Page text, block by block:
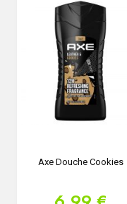
Axe Douche Cookies